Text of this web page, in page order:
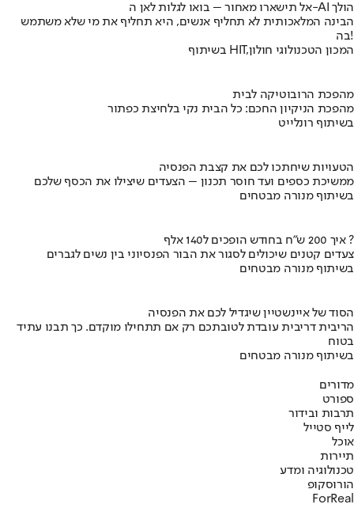
אל תישארו מאחור – בואו לגלות לאן ה-AI הולך
הבינה המלאכותית לא תחליף אנשים, היא תחליף את מי שלא משתמש
בה!
בשיתוף HIT,המכון הטכנולוגי חולון
מהפכת הרובוטיקה לבית
מהפכת הניקיון החכם: כל הבית נקי בלחיצת כפתור
בשיתוף רונלייט
הטעויות שיחתכו לכם את קצבת הפנסיה
ממשיכת כספים ועד חוסר תכנון – הצעדים שיצילו את הכסף שלכם
בשיתוף מנורה מבטחים
איך 200 ש"ח בחודש הופכים ל140 אלף ?
צעדים קטנים שיכולים לסגור את הבור הפנסיוני בין נשים לגברים
בשיתוף מנורה מבטחים
הסוד של איינשטיין שיגדיל לכם את הפנסיה
הריבית דריבית עובדת לטובתכם רק אם תתחילו מוקדם. כך תבנו עתיד
בטוח
בשיתוף מנורה מבטחים
מדורים
ספורט
תרבות ובידור
לייף סטייל
אוכל
תיירות
טכנולוגיה ומדע
הורוסקופ
ForReal